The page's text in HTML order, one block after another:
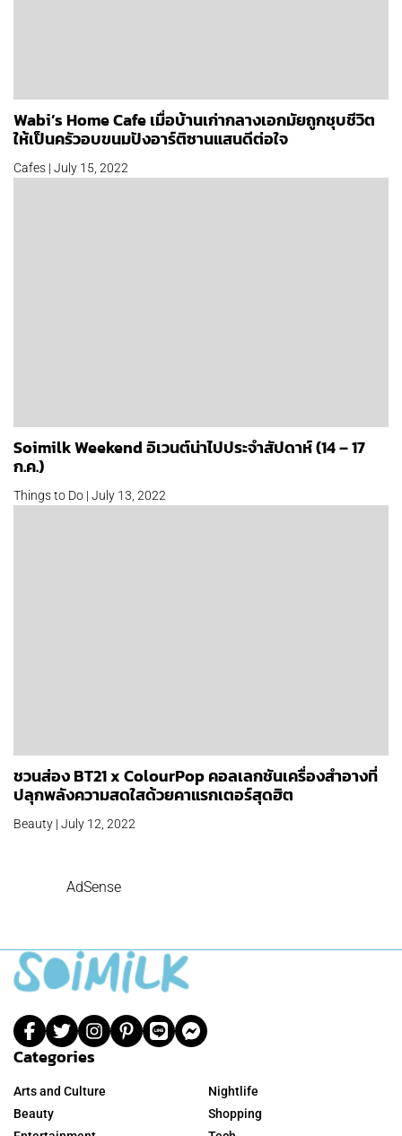
Wabi’s Home Cafe เมื่อบ้านเก่ากลางเอกมัยถูกชุบชีวิต
ให้เป็นครัวอบขนมปังอาร์ติซานแสนดีต่อใจ
Cafes | July 15, 2022
Soimilk Weekend อิเวนต์น่าไปประจำสัปดาห์ (14 – 17
ก.ค.)
Things to Do | July 13, 2022
ชวนส่อง BT21 x ColourPop คอลเลกชันเครื่องสำอางที่
ปลุกพลังความสดใสด้วยคาแรกเตอร์สุดฮิต
Beauty | July 12, 2022
AdSense
Categories
Arts and Culture
Beauty
Nightlife
Shopping